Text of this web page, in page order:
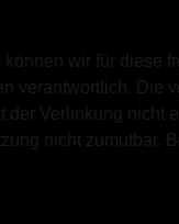
wir für diese
verantwortlich. Die
Verlinkung nicht
nicht zumutbar.